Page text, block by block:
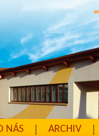
NÁS ARCHIV